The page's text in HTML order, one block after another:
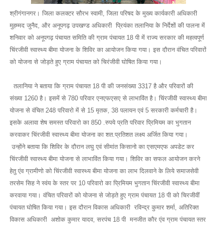
श्रीगंगानगर। जिला कलक्टर सौरभ स्वामी, जिला परिषद के मुख्य कार्यकारी अधिकारी
मुहम्मद जुनैद, और अनूपगढ़ उपखण्ड अधिकारी प्रियंका तलानिया के निर्देशों की पालना में
शनिवार को अनूपगढ़ पंचायत समिति की ग्राम पंचायत 18 पी में राज्य सरकार की महत्वपूर्ण
चिंरजीवी स्वास्थ्य बीमा योजना के शिविर का आयोजन किया गया। इस दौरान वंचित परिवारों
को योजना से जोड़ते हुए ग्राम पंचायत को चिरंजीवी घोषित किया गया।
तलानिया ने बताया कि ग्राम पंचायत 18 पी की जनसंख्या 3317 है और परिवारों की
संख्या 1260 है। इसमें से 780 परिवार एनएफएसए से लाभाविंत है। चिंरजीवी स्वास्थ्य बीमा
योजना से वंचित 248 परिवारो में से 15 मृतक, 38 पलायन एवं 5 सरकारी कर्मचारी है।
इसके अलावा शेष समस्त परिवारो का 850 .रुपये प्रति परिवार प्रिमियम का भुगतान
करवाकर चिंरजीवी स्वास्थ्य बीमा योजना का शत.प्रतिशत लक्ष्य अर्जित किया गया।
उन्होंने बताया कि शिविर के दौरान लघु एवं सीमांत किसानो का एसएमएफ अपडेट कर
चिंरजीवी स्वास्थ्य बीमा योजना से लाभाविंत किया गया। शिविर का सफल आयोजन करने
हेतु एंव ग्रामीणो को चिंरजीवी स्वास्थ्य बीमा योजना का लाभ दिलवाने के लिये समाजसेवी
तरसेम सिह ने स्वंय के स्तर पर 10 परिवारो का प्रिमियम भुगतान चिंरजीवी स्वास्थ्य बीमा
करवाया गया। वंचित परिवारों को योजना से जोड़ते हुए ग्राम पंचायत 18 पी को चिरजीवीं
पंचायत घोषित किया गया। इस दौरान विकास अधिकारी रविन्द्र कुमार शर्मा, अतिरिक्त
विकास अधिकारी अशोक कुमार यादव, सरपंच 18 पी मनजीत कौर एंव ग्राम पंचायत स्तर